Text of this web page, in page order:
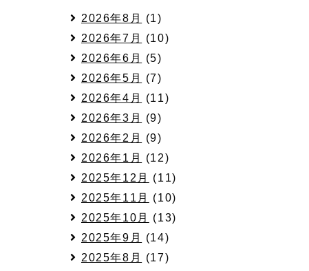
2026年8月
(1)
2026年7月
(10)
2026年6月
(5)
2026年5月
(7)
2026年4月
(11)
2026年3月
(9)
2026年2月
(9)
2026年1月
(12)
2025年12月
(11)
2025年11月
(10)
2025年10月
(13)
2025年9月
(14)
2025年8月
(17)